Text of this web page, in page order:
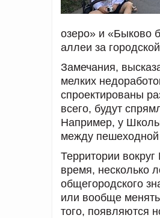
озеро» и «Быково
аллеи за
Замечания,
мелких
спроектированы
всего, будут
Например, у
между пешеходной
Территории
время, несколько
общегородского
или вообще
того, появляются